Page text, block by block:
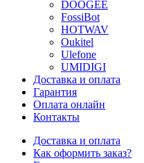
DOOGEE
FossiBot
HOTWAV
Oukitel
Ulefone
UMIDIGI
Доставка и оплата
Гарантия
Оплата онлайн
Контакты
Доставка и оплата
Как оформить заказ?